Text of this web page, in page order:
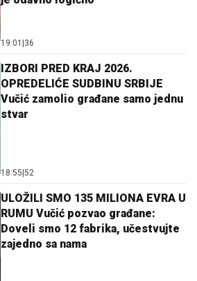
19:01 |36
IZBORI PRED KRAJ 2026.
OPREDELIĆE SUDBINU SRBIJE
Vučić zamolio građane samo jednu
stvar
18:55|52
ULOŽILI SMO 135 MILIONA EVRA U
RUMU Vučić pozvao građane:
Doveli smo 12 fabrika, učestvujte
zajedno sa nama